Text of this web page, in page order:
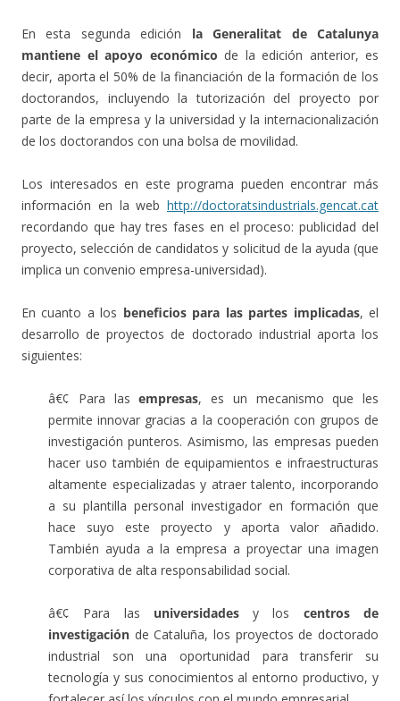
En esta segunda edición la Generalitat de Catalunya
mantiene el apoyo económico de la edición anterior, es
decir, aporta el 50% de la financiación de la formación de los
doctorandos, incluyendo la tutorización del proyecto por
parte de la empresa y la universidad y la internacionalización
de los doctorandos con una bolsa de movilidad.
Los interesados en este programa pueden encontrar más
información en la web http://doctoratsindustrials.gencat.cat
recordando que hay tres fases en el proceso: publicidad del
proyecto, selección de candidatos y solicitud de la ayuda (que
implica un convenio empresa-universidad).
En cuanto a los beneficios para las partes implicadas, el
desarrollo de proyectos de doctorado industrial aporta los
siguientes:
â€¢ Para lasempresas, es un mecanismo que les
permite innovar gracias a la cooperación con grupos de
investigación punteros. Asimismo, las empresas pueden
hacer uso también de equipamientos e infraestructuras
altamente especializadas y atraer talento, incorporando
a su plantilla personal investigador en formación que
hace suyo este proyecto y aporta valor añadido.
También ayuda a la empresa a proyectar una imagen
corporativa de alta responsabilidad social.
â€¢ Para las universidadesy los centros de
investigación de Cataluña, los proyectos de doctorado
industrial son una oportunidad para transferir su
tecnología y sus conocimientos al entorno productivo, y